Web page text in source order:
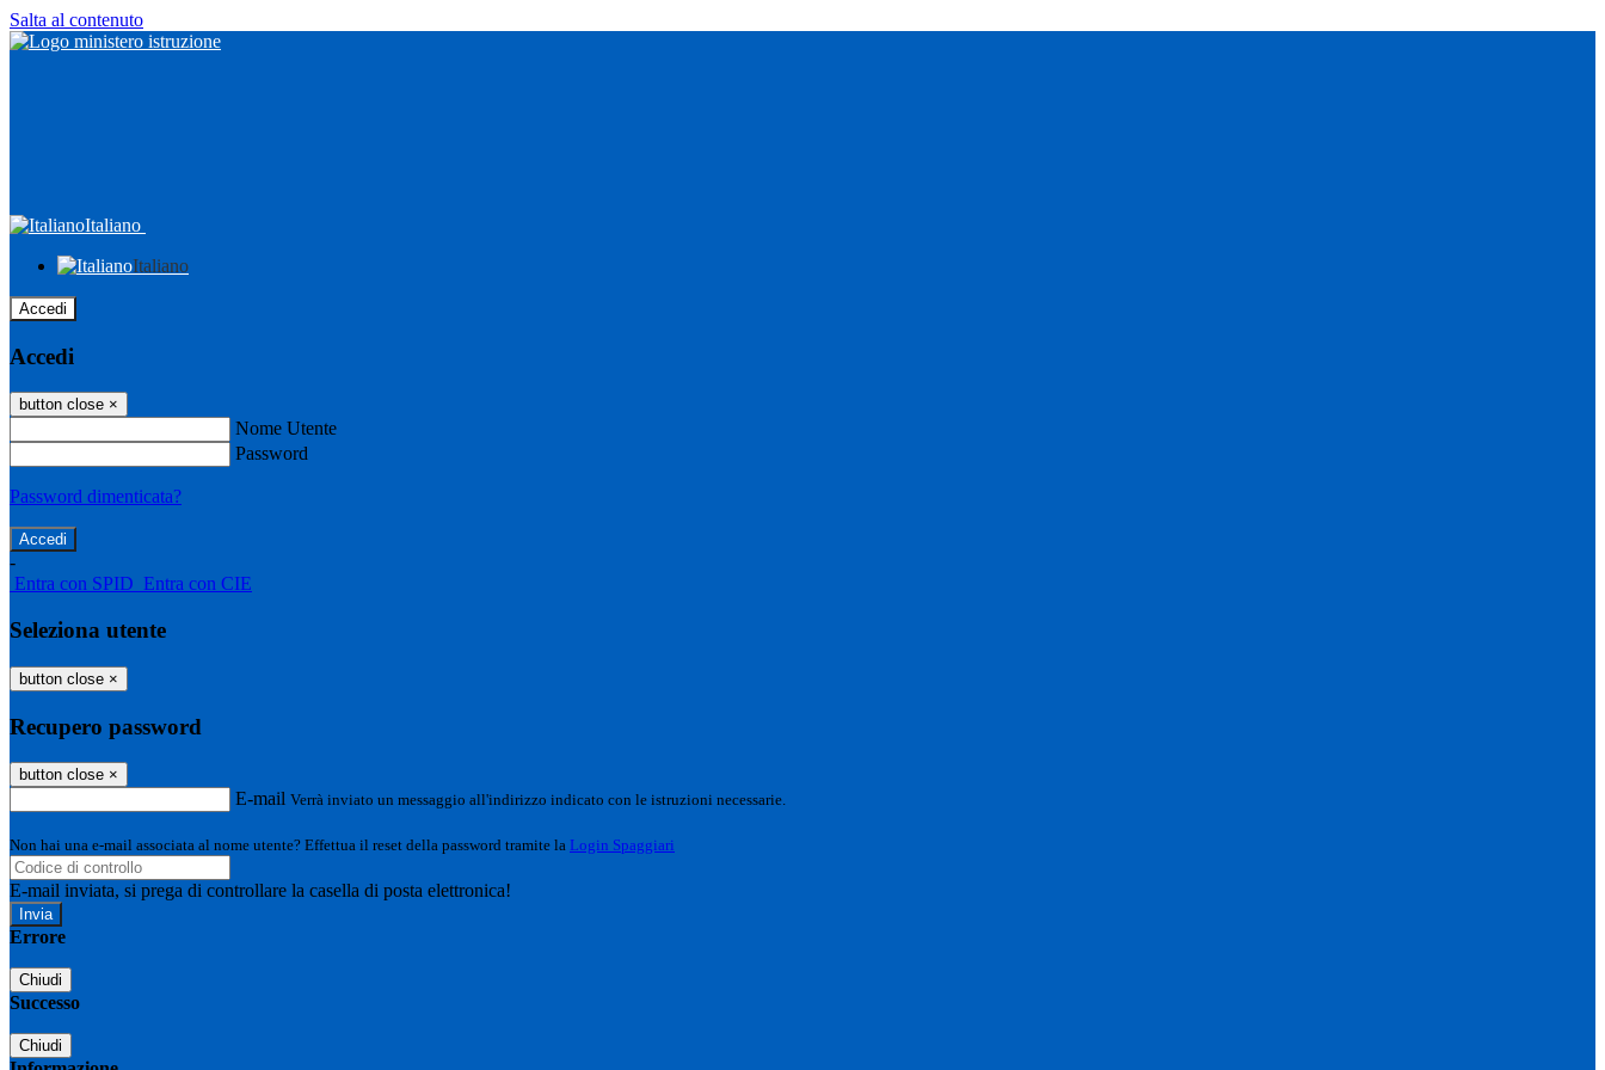
Salta al contenuto
Italiano
Italiano
Accedi
Accedi
button close ×
Nome Utente
Password
Password dimenticata?
-
Entra con SPID Entra con CIE
Seleziona utente
button close ×
Recupero password
button close ×
E-mail Verrà inviato un messaggio all'indirizzo indicato con le istruzioni necessarie.
Non hai una e-mail associata al nome utente? Effettua il reset della password tramite la Login Spaggiari
E-mail inviata, si prega di controllare la casella di posta elettronica!
Errore
Chiudi
Successo
Chiudi